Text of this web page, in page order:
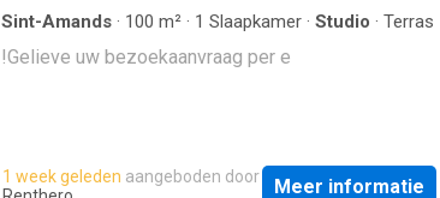
Sint-Amands · 100 m² · 1 Slaapkamer · Studio · Terras
!Gelieve uw bezoekaanvraag per e
1 week geleden aangeboden door
Meer informatie